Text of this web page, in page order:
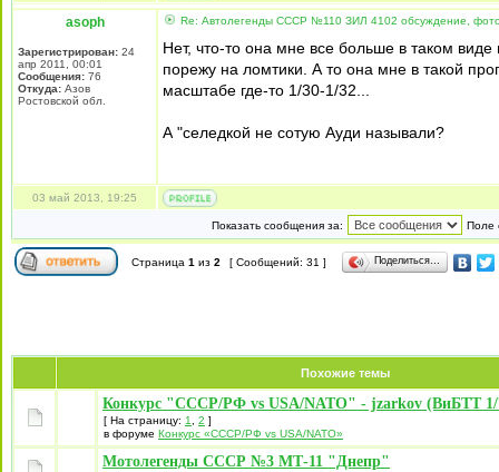
asoph
Зарегистрирован: 24
апр 2011, 00:01
Сообщения: 76
Откуда: Азов
Ростовской обл.
Re: Автолегенды СССР №110 ЗИЛ 4102 обсуждение,
Нет, что-то она мне все больше в таком виде
порежу на ломтики. А то она мне в такой
масштабе где-то 1/30-1/32...
А "селедкой не сотую Ауди называли?
03 май 2013, 19:25
Показать сообщения за: Поле
Страница 1 из 2 [ Сообщений: 31 ] Поделиться…
Похожие темы
Конкурс "СССР/РФ vs USA/NATO" - jzarkov (ВиБТТ 1/
[ На страницу: 1 2 ]
в форуме Конкурс «СССР/РФ vs USA/NATO»
Мотолегенды СССР №3 МТ-11 "Днепр"